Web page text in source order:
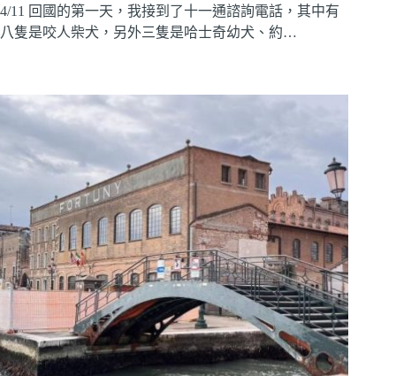
4/11 回國的第一天，我接到了十一通諮詢電話，其中有
八隻是咬人柴犬，另外三隻是哈士奇幼犬、約…